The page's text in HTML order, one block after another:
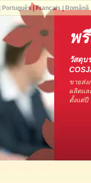
พ
วัสดุบ
ขายส่ง
ผลิตแล
ตั้งแต่ปี
Português Français Română|